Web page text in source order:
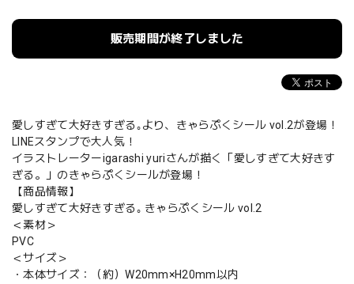
販売期間が終了しました
愛しすぎて大好きすぎる｡より、きゃらぷくシール vol.2が登場！
LINEスタンプで大人気！
イラストレーターigarashi yuriさんが描く「愛しすぎて大好きす
ぎる。」のきゃらぷくシールが登場！
【商品情報】
愛しすぎて大好きすぎる｡ きゃらぷくシール vol.2
＜素材＞
PVC
＜サイズ＞
・本体サイズ：（約）W20mm×H20mm以内